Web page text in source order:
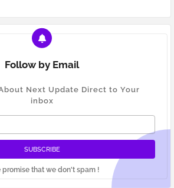
Follow by Email
Next Update Direct to Your
inbox
promise that we don't spam !